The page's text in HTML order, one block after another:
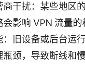
商干扰：某些地区
影响 VPN 流量的
：旧设备或后台运
颈，导致断线和慢